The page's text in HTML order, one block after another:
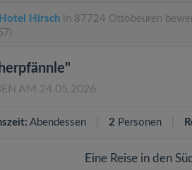
Hirsch in 87724 Ottobeuren
AM 24.05.2026
Abendessen 2 Personen
Eine Reise in den